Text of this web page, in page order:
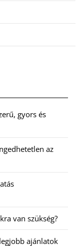
gyors és
az
van szükség?
ajánlatok